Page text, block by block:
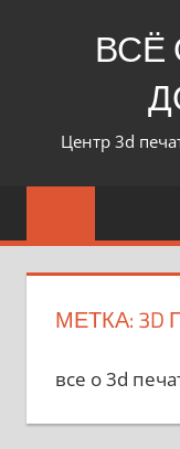
ВСЁ
Центр 3d
МЕТКА:3D
все о 3d